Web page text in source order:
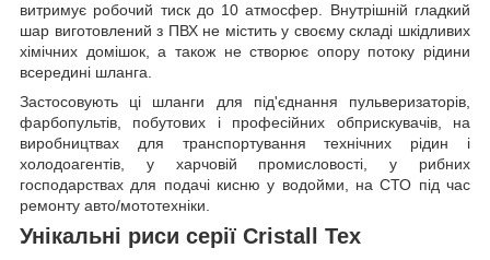
витримує робочий тиск до 10 атмосфер. Внутрішній гладкий
шар виготовлений з ПВХ не містить у своєму складі шкідливих
хімічних домішок, а також не створює опору потоку рідини
всередині шланга.
Застосовують ці шланги для під'єднання пульверизаторів,
фарбопультів, побутових і професійних обприскувачів, на
виробництвах для транспортування технічних рідин і
холодоагентів, у харчовій промисловості, у рибних
господарствах для подачі кисню у водойми, на СТО під час
ремонту авто/мототехніки.
Унікальні риси серії Cristall Tex